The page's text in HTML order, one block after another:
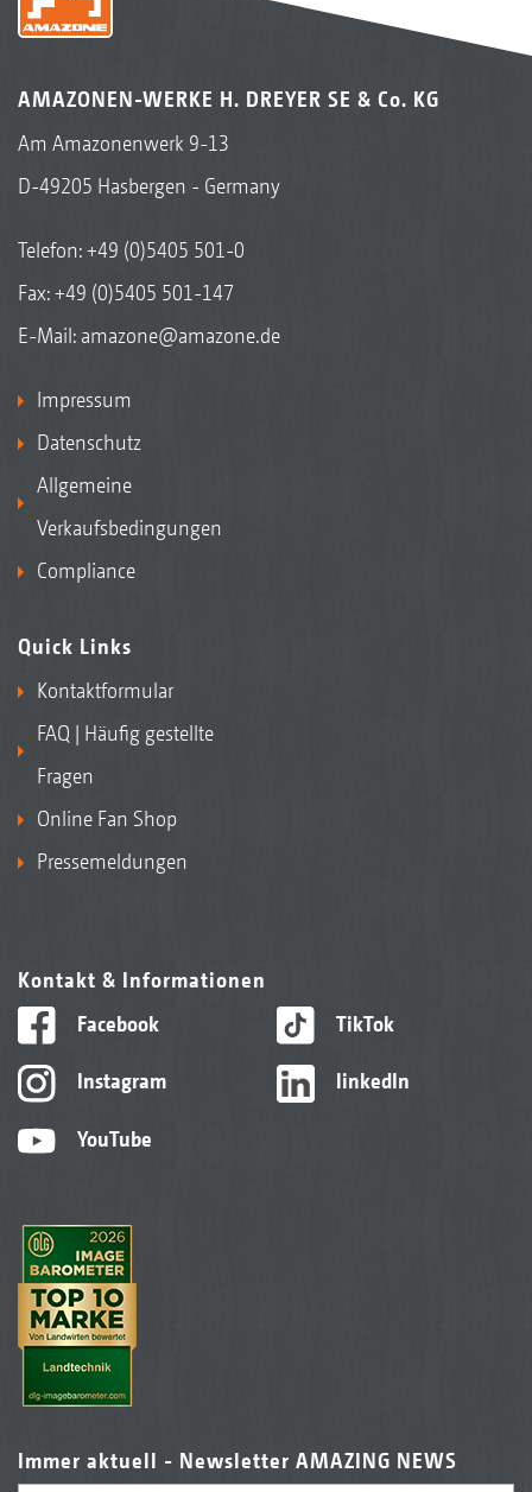
AMAZONEN-WERKE H. DREYER SE & Co. KG
Am Amazonenwerk 9-13
D-49205 Hasbergen - Germany
Telefon:+49 (0)5405 501-0
Fax: +49 (0)5405 501-147
E-Mail: amazone@amazone.de
Impressum
Datenschutz
Allgemeine
Verkaufsbedingungen
Compliance
Quick Links
Kontaktformular
FAQ | Häufig gestellte
Fragen
Online Fan Shop
Pressemeldungen
Kontakt & Informationen
Facebook
Instagram
YouTube
TikTok
linkedIn
Immer aktuell - Newsletter AMAZING NEWS